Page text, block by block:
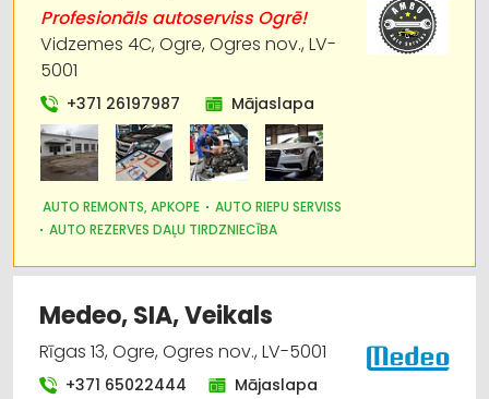
Autotransports
Motoru eļļas, smērvielas
Auto ķīmija, auto krāsas
Dzinēji, motori, to remonts
Kravas auto, apkope un rezerves daļas
Labiekārtošana, apzaļumošana
Lauksaimniecības tehnikas un traktortehnikas
labošana, remonts
Profesionāls autoserviss Ogrē!
Vidzemes 4C, Ogre, Ogres nov., LV-
5001
+371 26197987 Mājaslapa
AUTO REMONTS, APKOPE
AUTO RIEPU SERVISS
AUTO REZERVES DAĻU TIRDZNIECĪBA
Medeo, SIA, Veikals
Rīgas 13, Ogre, Ogres nov., LV-5001
+371 65022444 Mājaslapa